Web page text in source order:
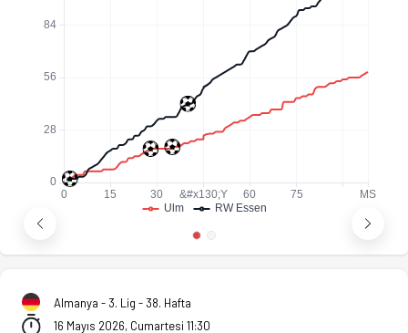
Almanya - 3. Lig - 38. Hafta
16 Mayıs 2026, Cumartesi 11:30